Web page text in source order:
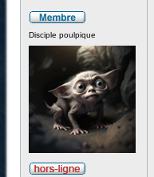
Disciple poulpique